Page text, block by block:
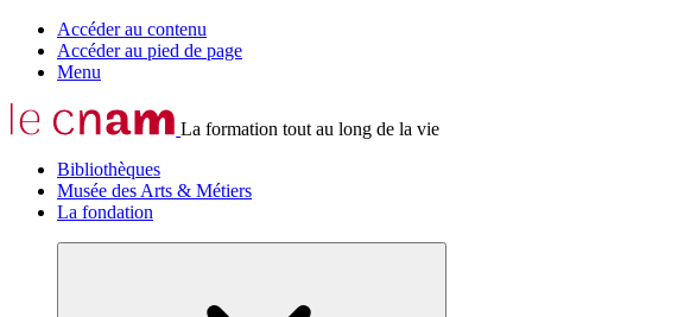
Accéder au contenu
Accéder au pied de page
Menu
La formation tout au long de la vie
Bibliothèques
Musée des Arts & Métiers
La fondation